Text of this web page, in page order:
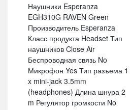
Наушники Esperanza
EGH310G RAVEN Green
Производитель Esperanza
Класс продукта Headset Тип
наушников Close Air
Беспроводная связь No
Микрофон Yes Тип разъема 1
x mini-jack 3.5mm
(headphones) Длина шнура 2
m Регулятор громкости No